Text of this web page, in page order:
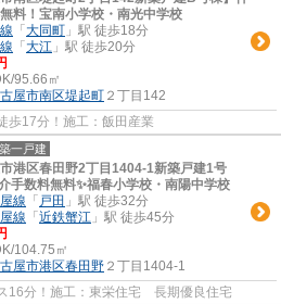
料！宝南小学校・南光中学校
「 大同町 」駅 徒歩18分
「 大江 」駅 徒歩20分
95.66㎡
屋市南区堤起町 ２丁目142
歩17分！施工：飯田産業
一戸建
市港区春田野2丁目1404-1新築戸建1号
手数料無料✨️福春小学校・南陽中学校
線 「 戸田 」駅 徒歩32分
線 「 近鉄蟹江 」駅 徒歩45分
104.75㎡
屋市港区春田野 ２丁目1404-1
16分！施工：東栄住宅 長期優良住宅